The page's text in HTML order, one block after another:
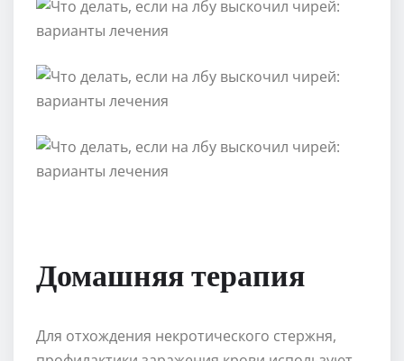
Домашняя терапия
Для отхождения некротического стержня,